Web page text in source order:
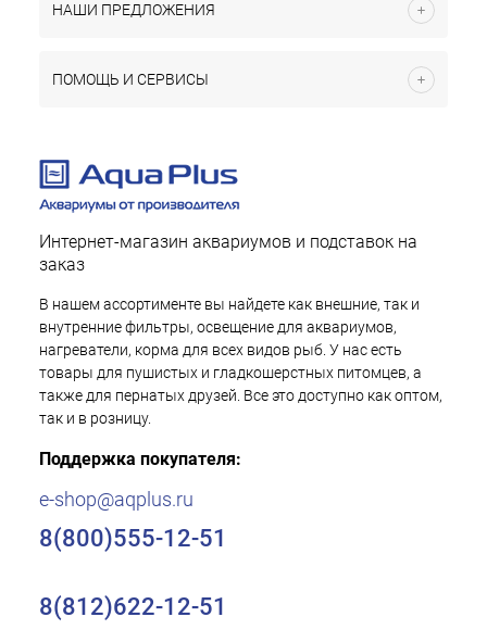
НАШИ ПРЕДЛОЖЕНИЯ
ПОМОЩЬ И СЕРВИСЫ
Интернет-магазин аквариумов и подставок на
заказ
В нашем ассортименте вы найдете как внешние, так и
внутренние фильтры, освещение для аквариумов,
нагреватели, корма для всех видов рыб. У нас есть
товары для пушистых и гладкошерстных питомцев, а
также для пернатых друзей. Все это доступно как оптом,
так и в розницу.
Поддержка покупателя:
e-shop@aqplus.ru
8(800)555-12-51
8(812)622-12-51